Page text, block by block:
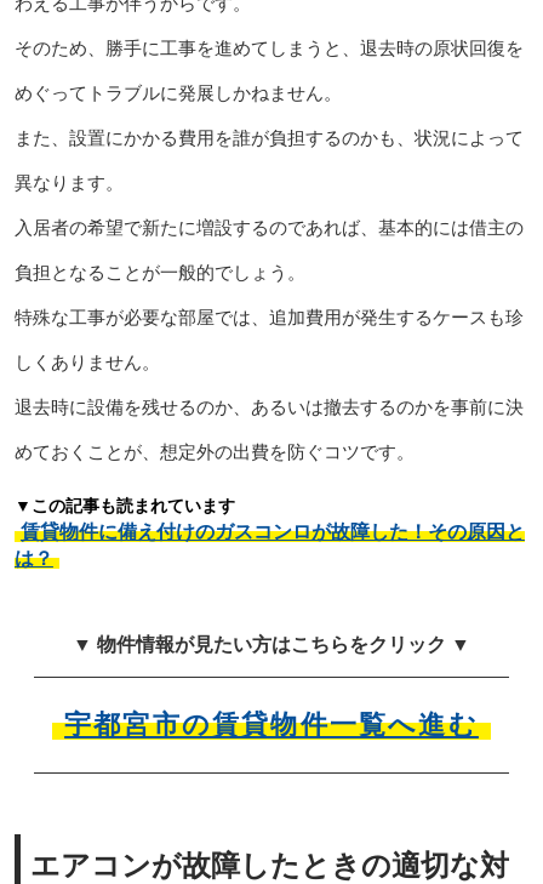
そのため、勝手に工事を進めてしまうと、退去時の原状回復を
めぐってトラブルに発展しかねません。
また、設置にかかる費用を誰が負担するのかも、状況によって
異なります。
入居者の希望で新たに増設するのであれば、基本的には借主の
負担となることが一般的でしょう。
特殊な工事が必要な部屋では、追加費用が発生するケースも珍
しくありません。
退去時に設備を残せるのか、あるいは撤去するのかを事前に決
めておくことが、想定外の出費を防ぐコツです。
▼この記事も読まれています
賃貸物件に備え付けのガスコンロが故障した！その原因と
は？
▼ 物件情報が見たい方はこちらをクリック ▼
宇都宮市の賃貸物件一覧へ進む
エアコンが故障したときの適切な対